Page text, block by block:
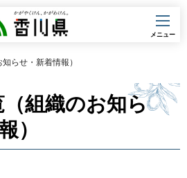
香川県
メニュー
らせ・新着情報）
組織のお知ら
）